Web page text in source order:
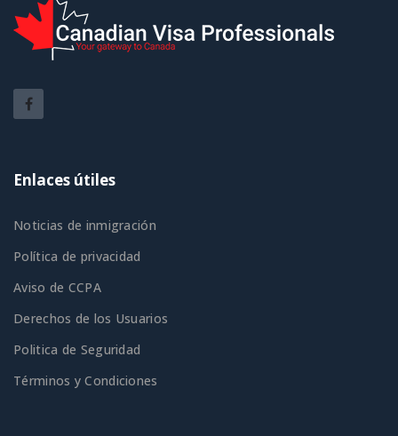
Enlaces útiles
Noticias de inmigración
Política de privacidad
Aviso de CCPA
Derechos de los Usuarios
Politica de Seguridad
Términos y Condiciones